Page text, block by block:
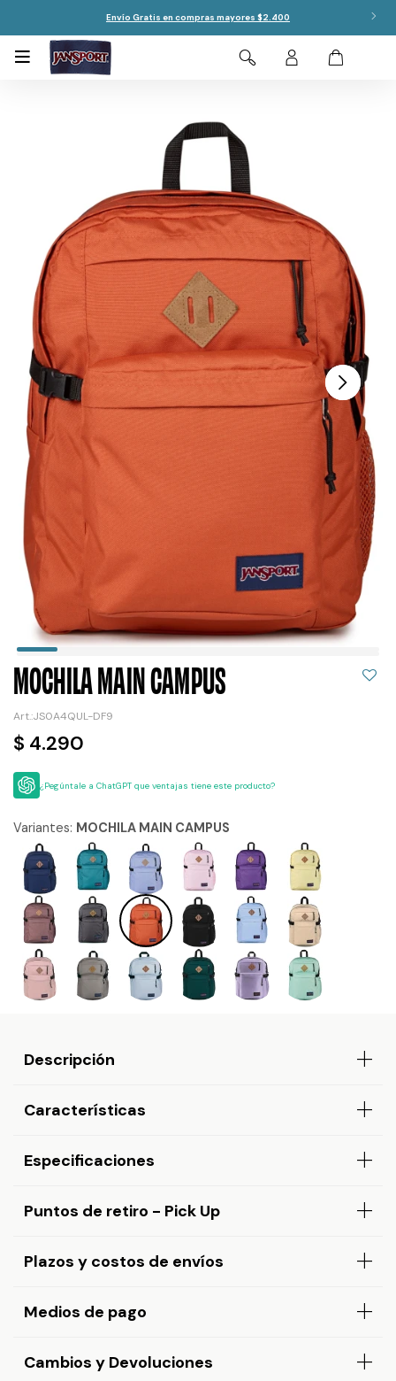
Envío Gratis en compras mayores $2.400

MOCHILA MAIN CAMPUS
JS0A4QUL-DF9
$ 4.290
¿Pegúntale a ChatGPT que ventajas tiene este producto?
Variantes: MOCHILA MAIN CAMPUS
Descripción
Características
Especificaciones
Puntos de retiro - Pick Up
Plazos y costos de envíos
Medios de pago
Cambios y Devoluciones